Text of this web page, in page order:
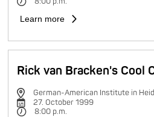
Learn more
Rick van Bracken's Cool
German-American Institute in
27. October 1999
8:00 p.m.